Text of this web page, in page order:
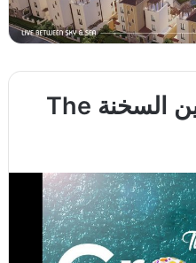
قرية ذا جروف العين السخنة The